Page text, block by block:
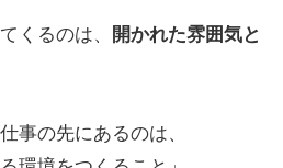
くるのは、
開かれた雰囲気と
事の先にあるのは、